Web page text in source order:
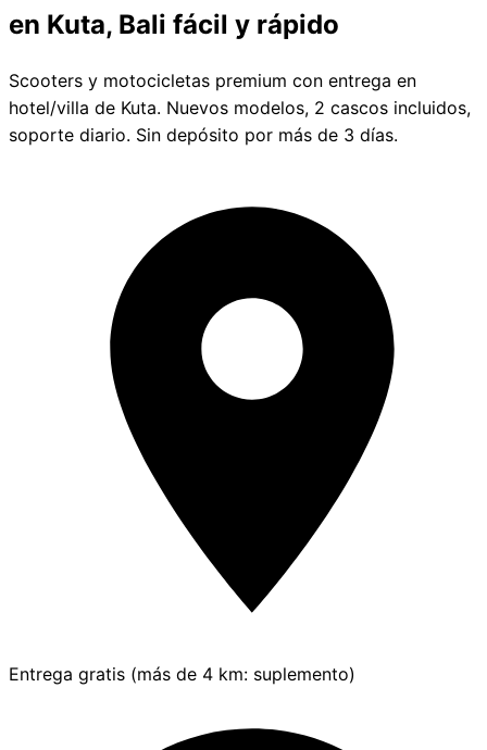
en Kuta, Bali fácil y rápido
Scooters y motocicletas premium con entrega en
hotel/villa de Kuta. Nuevos modelos, 2 cascos incluidos,
soporte diario. Sin depósito por más de 3 días.
Entrega gratis (más de 4 km: suplemento)